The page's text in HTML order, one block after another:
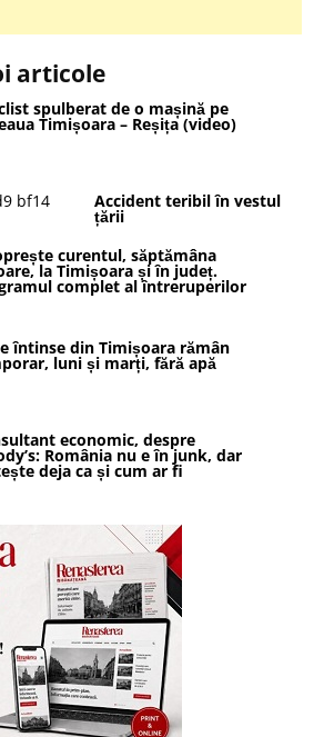
articole
spulberat de o mașină pe
Timișoara – Reșița (video)
Accident teribil în vestul
țării
curentul, săptămâna
la Timișoara și în județ.
complet al întreruperilor
întinse din Timișoara rămân
luni și marți, fără apă
economic, despre
România nu e în junk, dar
deja ca și cum ar fi